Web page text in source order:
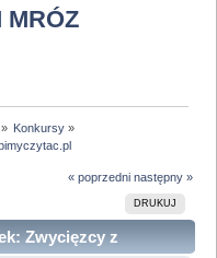
MRÓZ
Konkursy »
« poprzedni następny »
DRUKUJ
Zwycięzcy z